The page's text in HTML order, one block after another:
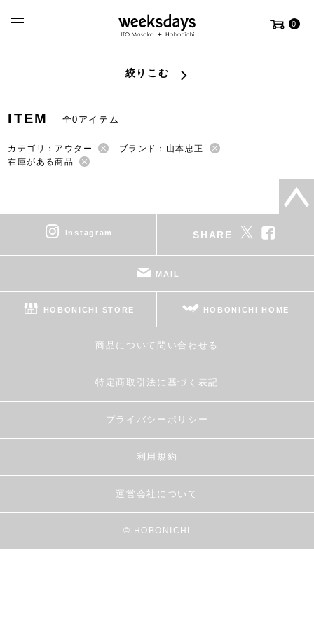
0
絞りこむ
ITEM 全0アイテム
カテゴリ：アウター
ブランド：山本忠正
在庫がある商品
instagram SHARE
MAIL
HOBONICHI STORE HOBONICHI HOME
商品について問い合わせる
特定商取引法に基づく表記
プライバシーポリシー
利用規約
運営会社について
© HOBONICHI